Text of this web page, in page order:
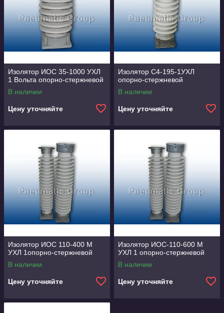
Изолятор ИОС 35-1000 УХЛ
1 Вольта опорно-стержневой
В наличии
Цену уточняйте
Изолятор С4-195-1УХЛ
опорно-стержневой
В наличии
Цену уточняйте
Изолятор ИОС 110-400 М
УХЛ 1опорно-стержневой
В наличии
Цену уточняйте
Изолятор ИОС-110-600 М
УХЛ 1 опорно-стержневой
В наличии
Цену уточняйте